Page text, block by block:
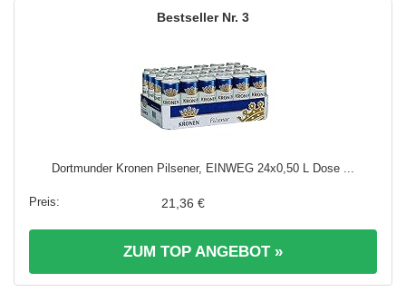
3
Dortmunder Kronen Pilsener, EINWEG 24x0,50 L Dose ...
21,36 €
ZUM TOP ANGEBOT »